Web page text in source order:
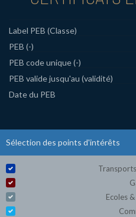
Label PEB (Classe)
PEB (-)
PEB code unique (-)
PEB valide jusqu'au (validité)
Date du PEB
Sélection des points d'intérêts
Ecoles